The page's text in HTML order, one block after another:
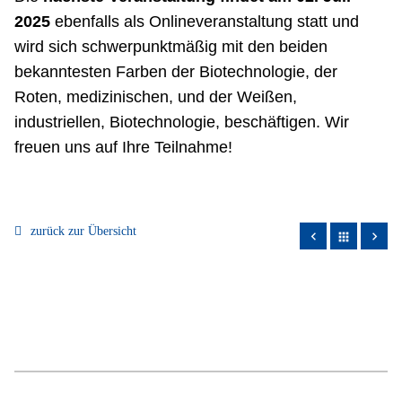
2025ebenfalls als Onlineveranstaltung statt und
wird sich schwerpunktmäßig mit den beiden
bekanntesten Farben der Biotechnologie, der
Roten, medizinischen, und der Weißen,
industriellen, Biotechnologie, beschäftigen. Wir
freuen uns auf Ihre Teilnahme!
zurück zur Übersicht apps